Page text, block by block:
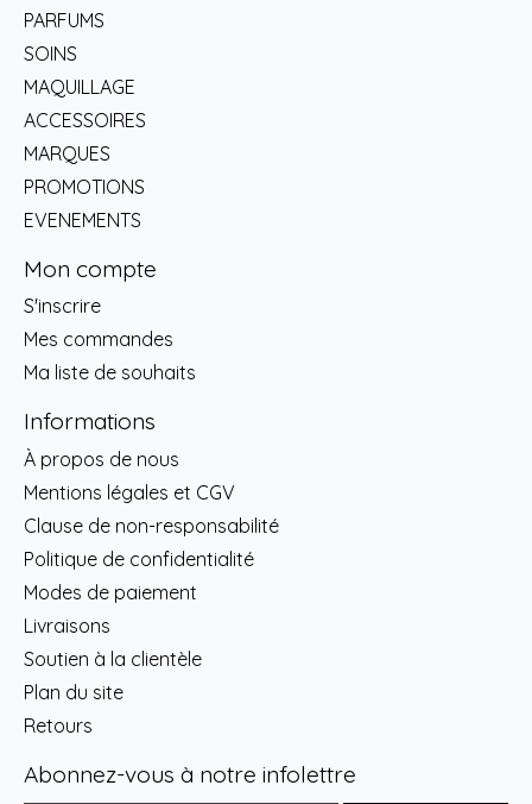
PARFUMS
SOINS
MAQUILLAGE
ACCESSOIRES
MARQUES
PROMOTIONS
EVENEMENTS
Mon compte
S'inscrire
Mes commandes
Ma liste de souhaits
Informations
À propos de nous
Mentions légales et CGV
Clause de non-responsabilité
Politique de confidentialité
Modes de paiement
Livraisons
Soutien à la clientèle
Plan du site
Retours
Abonnez-vous à notre infolettre